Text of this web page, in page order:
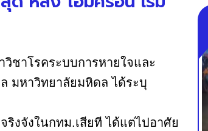
ชาโรคระบบการหายใจและ
มหาวิทยาลัยมหิดล ได้ระบุ
ริงจังในกทม.เสียที ได้แต่ไปอาศัย